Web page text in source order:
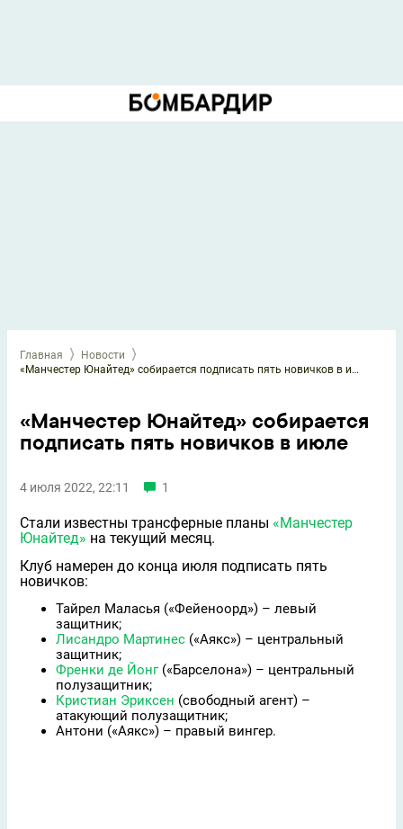
Главная
Новости
«Манчестер Юнайтед» собирается подписать пять новичков в июле
«Манчестер Юнайтед» собирается
подписать пять новичков в июле
4 июля 2022, 22:11 1
Стали известны трансферные планы «Манчестер
Юнайтед» на текущий месяц.
Клуб намерен до конца июля подписать пять
новичков:
Тайрел Маласья («Фейеноорд») – левый
защитник;
Лисандро Мартинес («Аякс») – центральный
защитник;
Френки де Йонг(«Барселона») – центральный
полузащитник;
Кристиан Эриксен (свободный агент) –
атакующий полузащитник;
Антони («Аякс») – правый вингер.